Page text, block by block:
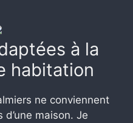
à la
habitation
ne conviennent
maison. Je